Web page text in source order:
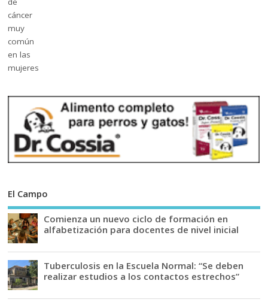
El Campo
Comienza un nuevo ciclo de formación en
alfabetización para docentes de nivel inicial
Tuberculosis en la Escuela Normal: “Se deben
realizar estudios a los contactos estrechos”